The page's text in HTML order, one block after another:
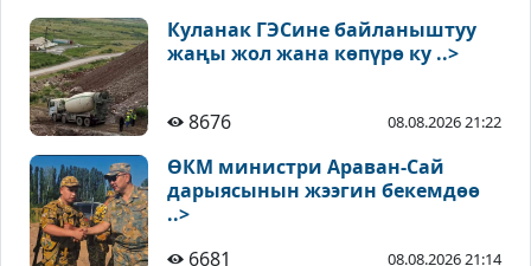
Куланак ГЭСине байланыштуу
жаңы жол жана көпүрө ку ..>
8676 08.08.2026 21:22
ӨКМ министри Араван-Сай
дарыясынын жээгин бекемдөө
..>
6681
08.08.2026 21:14